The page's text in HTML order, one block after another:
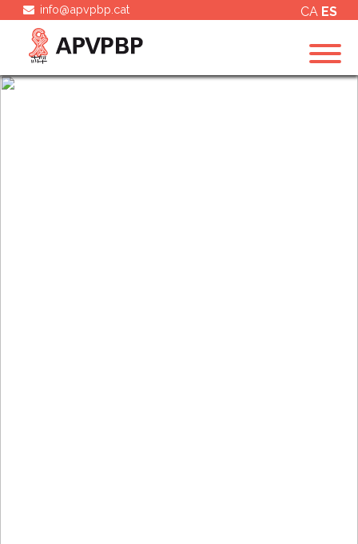
info@apvpbp.cat CA ES